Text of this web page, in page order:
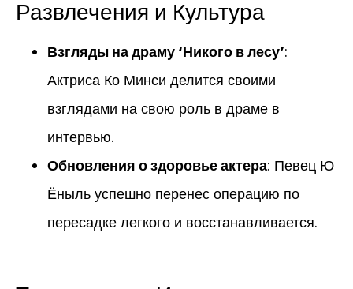
Развлечения и Культура
Взгляды на драму ‘Никого в лесу’:
Актриса Ко Минси делится своими
взглядами на свою роль в драме в
интервью.
Обновления о здоровье актера: Певец Ю
Ёныль успешно перенес операцию по
пересадке легкого и восстанавливается.